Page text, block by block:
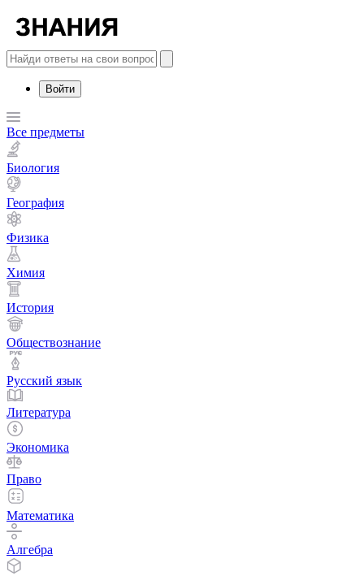
Войти
Все предметы
Биология
География
Физика
Химия
История
Обществознание
Русский язык
Литература
Экономика
Право
Математика
Алгебра